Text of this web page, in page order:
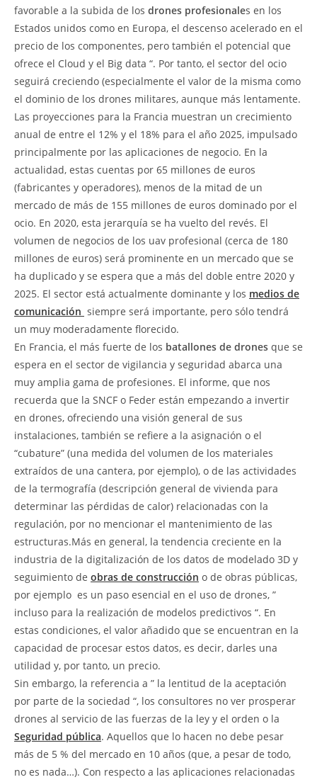
favorable a la subida de los drones profesionales en los
Estados unidos como en Europa, el descenso acelerado en el
precio de los componentes, pero también el potencial que
ofrece el Cloud y el Big data “. Por tanto, el sector del ocio
seguirá creciendo (especialmente el valor de la misma como
el dominio de los drones militares, aunque más lentamente.
Las proyecciones para la Francia muestran un crecimiento
anual de entre el 12% y el 18% para el año 2025, impulsado
principalmente por las aplicaciones de negocio. En la
actualidad, estas cuentas por 65 millones de euros
(fabricantes y operadores), menos de la mitad de un
mercado de más de 155 millones de euros dominado por el
ocio. En 2020, esta jerarquía se ha vuelto del revés. El
volumen de negocios de los uav profesional (cerca de 180
millones de euros) será prominente en un mercado que se
ha duplicado y se espera que a más del doble entre 2020 y
2025. El sector está actualmente dominante y los medios de
comunicación  siempre será importante, pero sólo tendrá
un muy moderadamente florecido.
En Francia, el más fuerte de los batallones de drones que se
espera en el sector de vigilancia y seguridad abarca una
muy amplia gama de profesiones. El informe, que nos
recuerda que la SNCF o Feder están empezando a invertir
en drones, ofreciendo una visión general de sus
instalaciones, también se refiere a la asignación o el
“cubature” (una medida del volumen de los materiales
extraídos de una cantera, por ejemplo), o de las actividades
de la termografía (descripción general de vivienda para
determinar las pérdidas de calor) relacionadas con la
regulación, por no mencionar el mantenimiento de las
estructuras.Más en general, la tendencia creciente en la
industria de la digitalización de los datos de modelado 3D y
seguimiento de obras de construcción o de obras públicas,
por ejemplo  es un paso esencial en el uso de drones, ”
incluso para la realización de modelos predictivos “. En
estas condiciones, el valor añadido que se encuentran en la
capacidad de procesar estos datos, es decir, darles una
utilidad y, por tanto, un precio.
Sin embargo, la referencia a ” la lentitud de la aceptación
por parte de la sociedad “, los consultores no ver prosperar
drones al servicio de las fuerzas de la ley y el orden o la
Seguridad pública. Aquellos que lo hacen no debe pesar
más de 5 % del mercado en 10 años (que, a pesar de todo,
no es nada…). Con respecto a las aplicaciones relacionadas